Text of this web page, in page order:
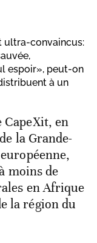
ultra-convaincus:
espoir», peut-on
à un
CapeXit, en
la Grande-
moins de
en Afrique
la région du